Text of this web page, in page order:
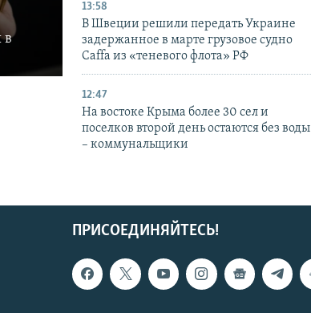
в
13:58
В Швеции решили передать Украине
задержанное в марте грузовое судно
Caffa из «теневого флота» РФ
12:47
На востоке Крыма более 30 сел и
поселков второй день остаются без воды
– коммунальщики
ПРИСОЕДИНЯЙТЕСЬ!